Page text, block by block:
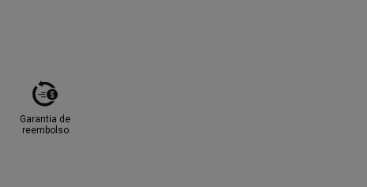
Garantia de
reembolso